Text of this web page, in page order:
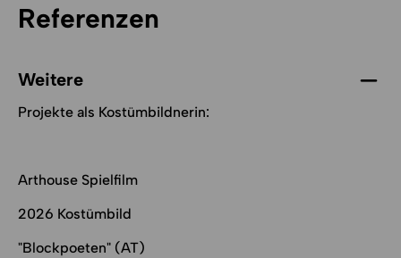
Referenzen
Weitere
Projekte als Kostümbildnerin:
Arthouse Spielfilm
2026 Kostümbild
"Blockpoeten" (AT)